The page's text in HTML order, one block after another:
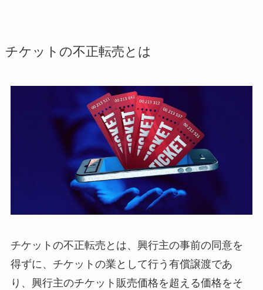
チケットの不正転売とは
チケットの不正転売とは、興行主の事前の同意を
得ずに、チケットの業として行う有償譲渡であ
り、興行主のチケット販売価格を超える価格をそ